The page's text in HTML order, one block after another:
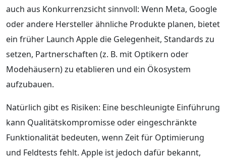
auch aus Konkurrenzsicht sinnvoll: Wenn Meta, Google
oder andere Hersteller ähnliche Produkte planen, bietet
ein früher Launch Apple die Gelegenheit, Standards zu
setzen, Partnerschaften (z. B. mit Optikern oder
Modehäusern) zu etablieren und ein Ökosystem
aufzubauen.
Natürlich gibt es Risiken: Eine beschleunigte Einführung
kann Qualitätskompromisse oder eingeschränkte
Funktionalität bedeuten, wenn Zeit für Optimierung
und Feldtests fehlt. Apple ist jedoch dafür bekannt,